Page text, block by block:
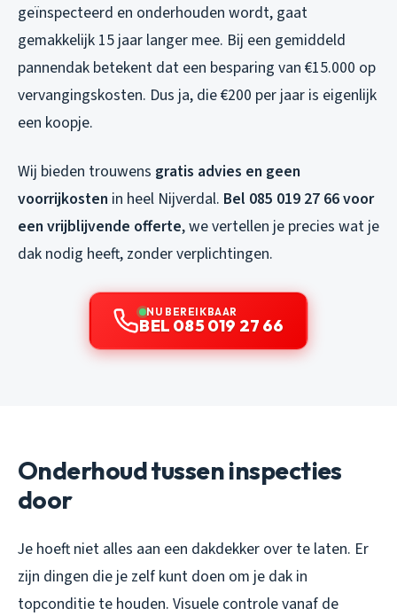
geïnspecteerd en onderhouden wordt, gaat
gemakkelijk 15 jaar langer mee. Bij een gemiddeld
pannendak betekent dat een besparing van €15.000 op
vervangingskosten. Dus ja, die €200 per jaar is eigenlijk
een koopje.
Wij bieden trouwens gratis advies en geen
voorrijkosten in heel Nijverdal. Bel 085 019 27 66 voor
een vrijblijvende offerte, we vertellen je precies wat je
dak nodig heeft, zonder verplichtingen.
NU BEREIKBAAR
BEL 085 019 27 66
Onderhoud tussen inspecties
door
Je hoeft niet alles aan een dakdekker over te laten. Er
zijn dingen die je zelf kunt doen om je dak in
topconditie te houden. Visuele controle vanaf de